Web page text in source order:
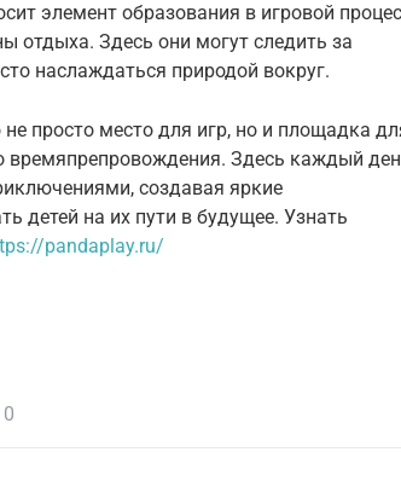
элемент образования в игровой
отдыха. Здесь они могут следить за
наслаждаться природой вокруг.
просто место для игр, но и площадка
времяпрепровождения. Здесь каждый
создавая яркие
детей на их пути в будущее. Узнать
pandaplay.ru/